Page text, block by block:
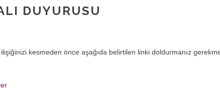
DUYURUSU
kesmeden önce aşağıda belirtilen linki doldurmanız